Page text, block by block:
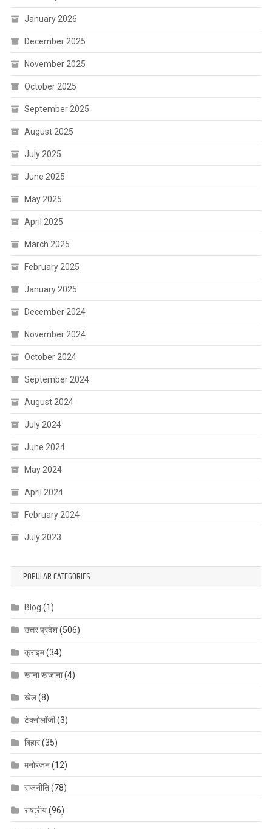
January 2026
December 2025
November 2025
October 2025
September 2025
August 2025
July 2025
June 2025
May 2025
April 2025
March 2025
February 2025
January 2025
December 2024
November 2024
October 2024
September 2024
August 2024
July 2024
June 2024
May 2024
April 2024
February 2024
July 2023
POPULAR CATEGORIES
Blog (1)
उत्तर प्रदेश(506)
क्राइम(34)
खाना खजाना(4)
खेल(8)
टेक्नोलॉजी(3)
बिहार(35)
मनोरंजन(12)
राजनीति(78)
राष्ट्रीय(96)